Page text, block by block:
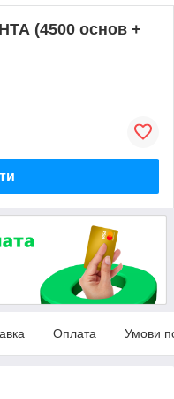
(4500 основ +
Оплата Умови